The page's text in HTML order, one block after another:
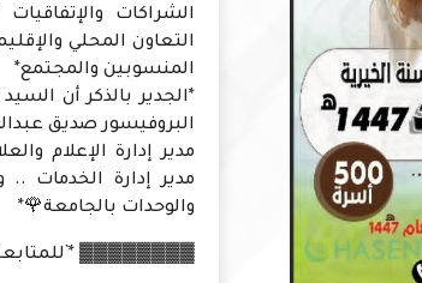
الشراكات
التعاون المحلي
المنسوبين والمجتمع*
*الجدير بالذكر أن
البروفيسور صديق
مدير إدارة الإعلام
مدير إدارة الخدمات
والوحدات بالجامعة🌹*
▓▓▓▓▓▓▓▓ *`للمتابعة